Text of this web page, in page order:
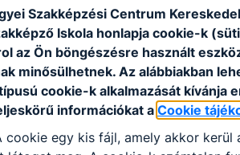
Szakképzési Centrum
Iskola honlapja cookie-k
az Ön böngészésre használt
minősülhetnek. Az alábbiakban
cookie-k alkalmazását kívánja
információkat aCookie
cookie egy kis fájl, amely akkor kerül